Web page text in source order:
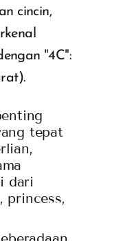
cincin,
"4C":
tepat
dari
princess,